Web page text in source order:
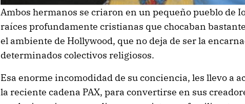
Ambos hermanos se criaron en un pequeño pueblo de
raíces profundamente cristianas que chocaban
el ambiente de Hollywood, que no deja de ser la
determinados colectivos religiosos.
Esa enorme incomodidad de su conciencia, les llevo a
la reciente cadena PAX, para convertirse en sus